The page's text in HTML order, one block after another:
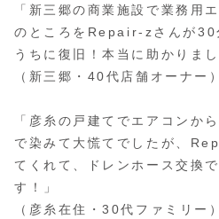
「新三郷の商業施設で業務用
のところをRepair-zさんが30
うちに復旧！本当に助かりまし
（新三郷・40代店舗オーナー）
「彦糸の戸建てでエアコンか
で染みて大慌てでしたが、
てくれて、ドレンホース交換
す！」
（彦糸在住・30代ファミリー）